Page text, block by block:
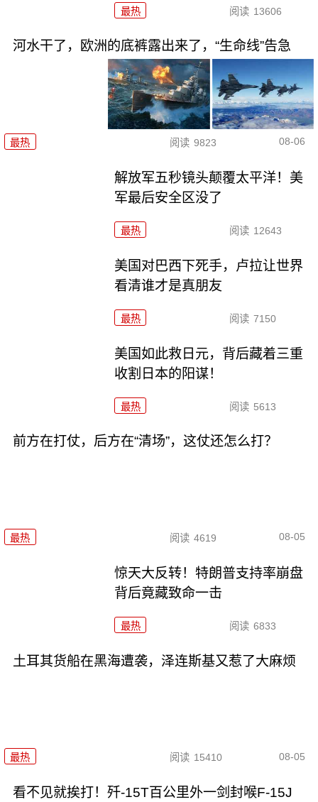
最热 阅读 13606
河水干了，欧洲的底裤露出来了，“生命线”告急
最热 阅读 9823 08-06
解放军五秒镜头颠覆太平洋！美
军最后安全区没了
最热 阅读 12643
美国对巴西下死手，卢拉让世界
看清谁才是真朋友
最热 阅读 7150
美国如此救日元，背后藏着三重
收割日本的阳谋！
最热 阅读 5613
前方在打仗，后方在“清场”，这仗还怎么打？
最热 阅读 4619 08-05
惊天大反转！特朗普支持率崩盘
背后竟藏致命一击
最热 阅读 6833
土耳其货船在黑海遭袭，泽连斯基又惹了大麻烦
最热 阅读 15410 08-05
看不见就挨打！歼-15T百公里外一剑封喉F-15J